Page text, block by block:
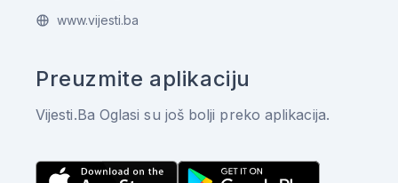
www.vijesti.ba
Preuzmite aplikaciju
Vijesti.Ba Oglasi su još bolji preko aplikacija.